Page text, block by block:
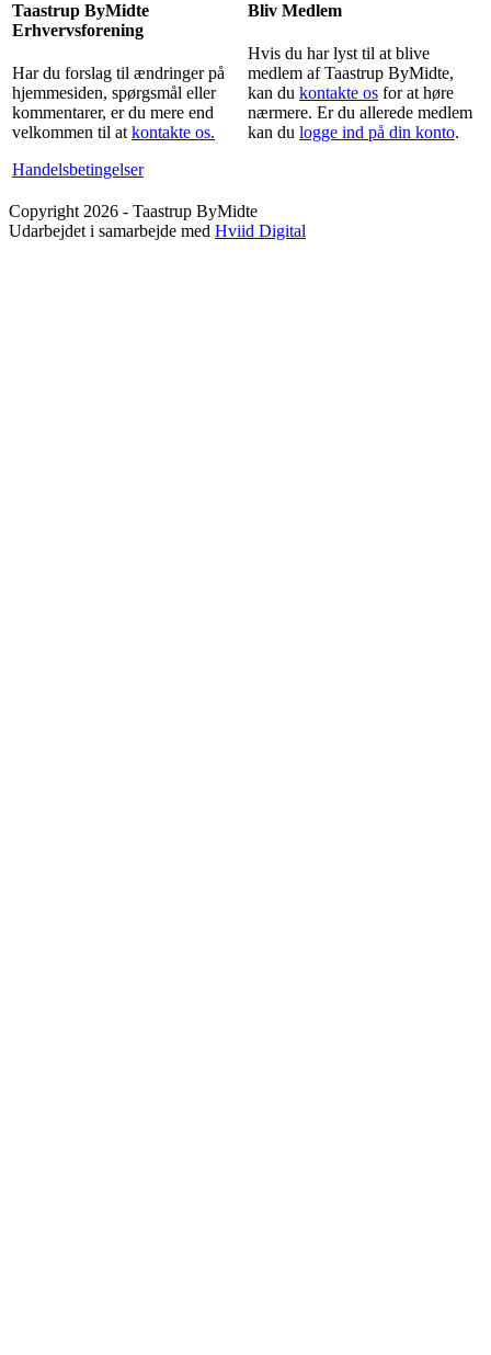
Taastrup ByMidte
Erhvervsforening
Har du forslag til ændringer på
hjemmesiden, spørgsmål eller
kommentarer, er du mere end
velkommen til at kontakte os.
Handelsbetingelser
Bliv Medlem
Hvis du har lyst til at blive
medlem af Taastrup ByMidte,
kan du kontakte os for at høre
nærmere. Er du allerede medlem
kan du logge ind på din konto.
Copyright 2026 - Taastrup ByMidte
Udarbejdet i samarbejde med Hviid Digital